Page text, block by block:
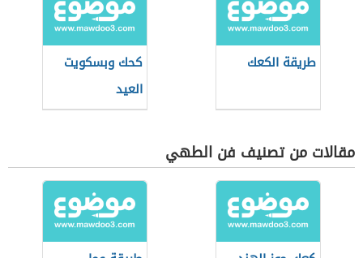
طريقة الكعك
كحك وبسكويت
العيد
مقالات من تصنيف فن الطهي